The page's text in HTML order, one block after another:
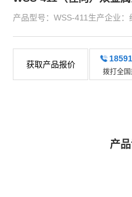
产品型号：WSS-411生产企业：
获取产品报价
拨打全
产